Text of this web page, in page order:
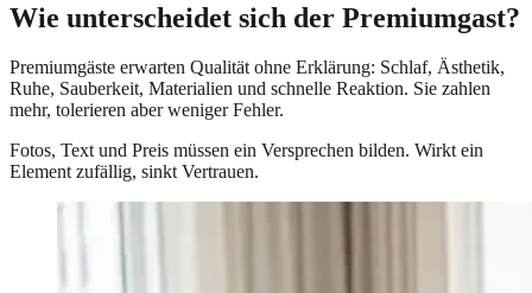
Wie unterscheidet sich der Premiumgast?
Premiumgäste erwarten Qualität ohne Erklärung: Schlaf, Ästhetik,
Ruhe, Sauberkeit, Materialien und schnelle Reaktion. Sie zahlen
mehr, tolerieren aber weniger Fehler.
Fotos, Text und Preis müssen ein Versprechen bilden. Wirkt ein
Element zufällig, sinkt Vertrauen.